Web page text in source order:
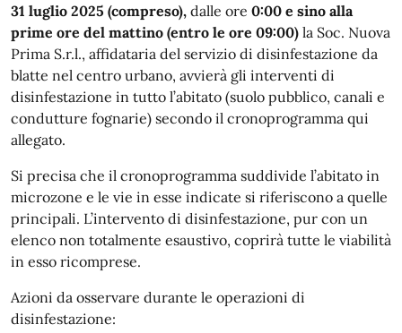
31 luglio 2025 (compreso), dalle ore 0:00 e sino alla
prime ore del mattino (entro le ore 09:00) la Soc. Nuova
Prima S.r.l., affidataria del servizio di disinfestazione da
blatte nel centro urbano, avvierà gli interventi di
disinfestazione in tutto l’abitato (suolo pubblico, canali e
condutture fognarie) secondo il cronoprogramma qui
allegato.
Si precisa che il cronoprogramma suddivide l’abitato in
microzone e le vie in esse indicate si riferiscono a quelle
principali. L’intervento di disinfestazione, pur con un
elenco non totalmente esaustivo, coprirà tutte le viabilità
in esso ricomprese.
Azioni da osservare durante le operazioni di
disinfestazione: